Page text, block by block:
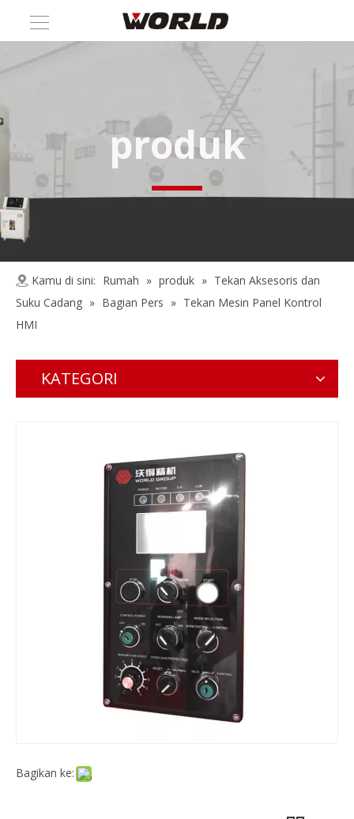
produk
Kamu di sini: Rumah » produk » Tekan Aksesoris dan
Suku Cadang » Bagian Pers » Tekan Mesin Panel Kontrol
HMI
KATEGORI
Bagikan ke: